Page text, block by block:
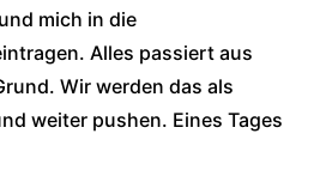
mich in die
Alles passiert aus
Wir werden das als
weiter pushen. Eines Tages